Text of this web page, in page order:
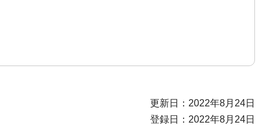
更新日：2022年8月24日
登録日：2022年8月24日